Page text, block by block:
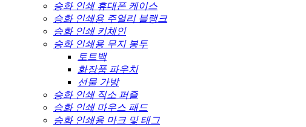
승화 인쇄 휴대폰 케이스
승화 인쇄용 주얼리 블랭크
승화 인쇄 키체인
승화 인쇄용 무지 봉투
토트백
화장품 파우치
선물 가방
승화 인쇄 직소 퍼즐
승화 인쇄 마우스 패드
승화 인쇄용 마크 및 태그